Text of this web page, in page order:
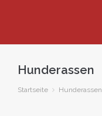
Hunderassen
Startseite Hunderassen